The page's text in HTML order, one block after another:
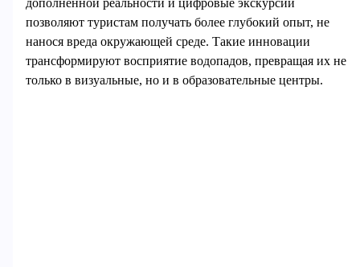
дополненной реальности и цифровые экскурсии
позволяют туристам получать более глубокий опыт, не
нанося вреда окружающей среде. Такие инновации
трансформируют восприятие водопадов, превращая их не
только в визуальные, но и в образовательные центры.